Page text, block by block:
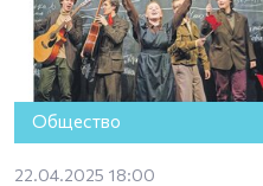
Общество
22.04.2025 18:00